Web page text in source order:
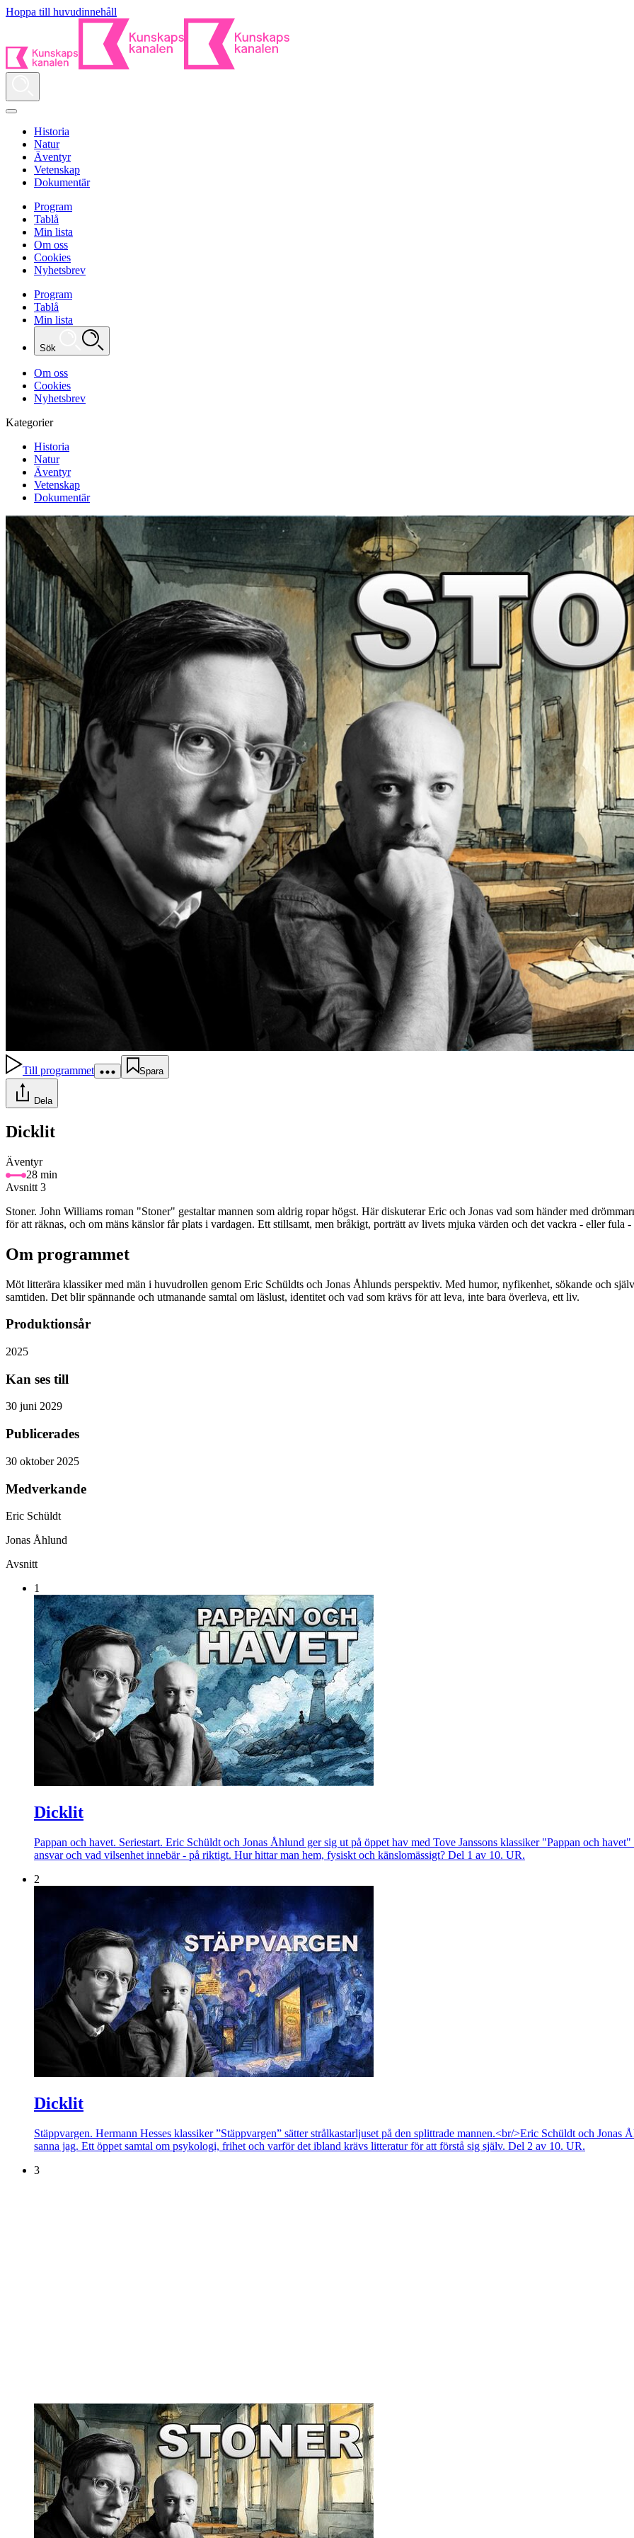
Hoppa till huvudinnehåll
Historia
Natur
Äventyr
Vetenskap
Dokumentär
Program
Tablå
Min lista
Om oss
Cookies
Nyhetsbrev
Program
Tablå
Min lista
Sök
Om oss
Cookies
Nyhetsbrev
Kategorier
Historia
Natur
Äventyr
Vetenskap
Dokumentär
Till programmet Spara
Dela
Dicklit
Äventyr
28 min
Avsnitt 3
Stoner. John Williams roman "Stoner" gestaltar mannen som aldrig ropar högst. Här diskuterar Eric och Jonas vad som händer med
för att räknas, och om mäns känslor får plats i vardagen. Ett stillsamt, men bråkigt, porträtt av livets mjuka värden och det vackra - eller fula
Om programmet
Möt litterära klassiker med män i huvudrollen genom Eric Schüldts och Jonas Åhlunds perspektiv. Med humor, nyfikenhet, sökande och
samtiden. Det blir spännande och utmanande samtal om läslust, identitet och vad som krävs för att leva, inte bara överleva, ett liv.
Produktionsår
2025
Kan ses till
30 juni 2029
Publicerades
30 oktober 2025
Medverkande
Eric Schüldt
Jonas Åhlund
Avsnitt
1
Dicklit
Pappan och havet. Seriestart. Eric Schüldt och Jonas Åhlund ger sig ut på öppet hav med Tove Janssons klassiker "Pappan och
ansvar och vad vilsenhet innebär - på riktigt. Hur hittar man hem, fysiskt och känslomässigt? Del 1 av 10. UR.
2
Dicklit
Stäppvargen. Hermann Hesses klassiker ”Stäppvargen” sätter strålkastarljuset på den splittrade mannen.<br/>Eric Schüldt och Jonas
sanna jag. Ett öppet samtal om psykologi, frihet och varför det ibland krävs litteratur för att förstå sig själv. Del 2 av 10. UR.
3